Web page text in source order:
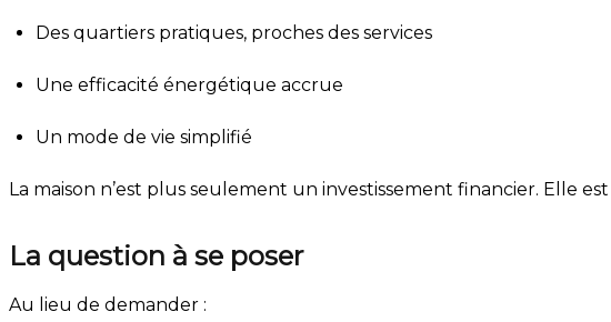
Des quartiers pratiques, proches des services
Une efficacité énergétique accrue
Un mode de vie simplifié
La maison n’est plus seulement un investissement financier. Elle
La question à se poser
Au lieu de demander :